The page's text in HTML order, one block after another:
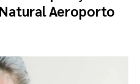
Aeroporto